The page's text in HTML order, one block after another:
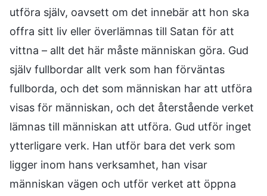
utföra själv, oavsett om det innebär att hon ska
offra sitt liv eller överlämnas till Satan för att
vittna – allt det här måste människan göra. Gud
själv fullbordar allt verk som han förväntas
fullborda, och det som människan har att utföra
visas för människan, och det återstående verket
lämnas till människan att utföra. Gud utför inget
ytterligare verk. Han utför bara det verk som
ligger inom hans verksamhet, han visar
människan vägen och utför verket att öppna